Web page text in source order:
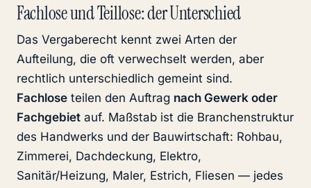
Fachlose und Teillose: der Unterschied
Das Vergaberecht kennt zwei Arten der
Aufteilung, die oft verwechselt werden, aber
rechtlich unterschiedlich gemeint sind.
Fachlose teilen den Auftrag nach Gewerk oder
Fachgebiet auf. Maßstab ist die Branchenstruktur
des Handwerks und der Bauwirtschaft: Rohbau,
Zimmerei, Dachdeckung, Elektro,
Sanitär/Heizung, Maler, Estrich, Fliesen — jedes